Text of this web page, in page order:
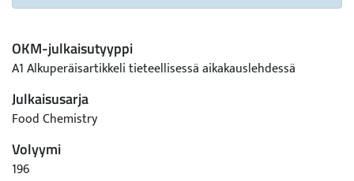
OKM-julkaisutyyppi
A1 Alkuperäisartikkeli tieteellisessä aikakauslehdessä
Julkaisusarja
Food Chemistry
Volyymi
196